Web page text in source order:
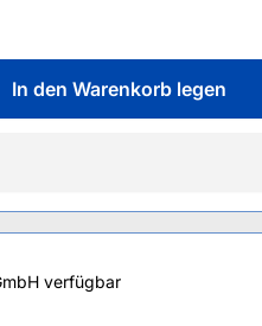
In den Warenkorb legen
verfügbar